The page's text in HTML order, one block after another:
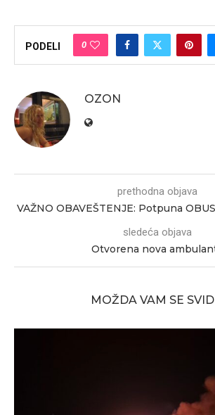
PODELI 0
OZON
prethodna objava
VAŽNO OBAVEŠTENJE: Potpuna
sledeća objava
Otvorena nova
MOŽDA VAM SE SVIDI